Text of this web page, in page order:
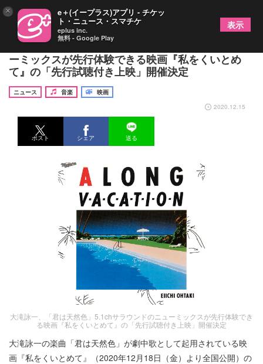
大滝詠一、「君は天然色」5.1chサラウンドのニュ
ーミックスが先行体験できる映画『私をくいとめ
て』の「先行試聴付き上映」開催決定
ニュース 音楽
映画
2020.12.15
ポスト シェア 送る
大滝詠一、「君は天然色」5.1chサラウンドのニューミックスが先行体験でき
る映画『私をくいとめて』の「先行試聴付き上映」開催決定
大滝詠一の楽曲「君は天然色」が劇中歌として起用されている映
画『私をくいとめて』（2020年12月18日（金）より全国公開）の
× e＋(イープラス)アプリ - チケッ
ト・ニュース・スマチケ
eplus inc.
無料 - Google Play
表示